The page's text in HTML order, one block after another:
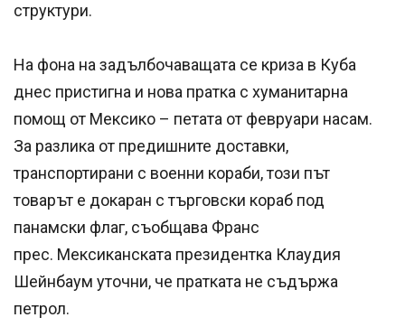
структури.
На фона на задълбочаващата се криза в Куба
днес пристигна и нова пратка с хуманитарна
помощ от Мексико – петата от февруари насам.
За разлика от предишните доставки,
транспортирани с военни кораби, този път
товарът е докаран с търговски кораб под
панамски флаг, съобщава Франс
прес. Мексиканската президентка Клаудия
Шейнбаум уточни, че пратката не съдържа
петрол.